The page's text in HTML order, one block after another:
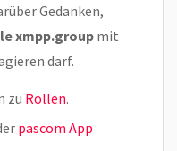
Gedanken,
xmpp.group mit
darf.
zu Rollen.
pascom App